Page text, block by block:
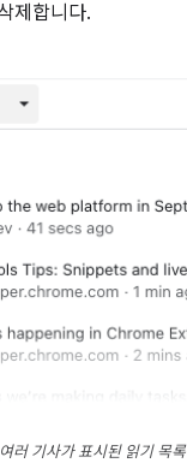
제합니다.
여러 기사가 표시된 읽기 목록